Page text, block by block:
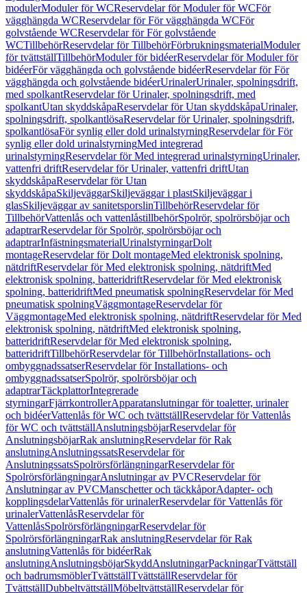
modulerModuler för WCReservdelar för Moduler för WCFör
vägghängda WCReservdelar för För vägghängda WCFör
golvstående WCReservdelar för För golvstående
WCTillbehörReservdelar för TillbehörFörbrukningsmaterialModuler
för tvättställTillbehörModuler för bidéerReservdelar för Moduler för
bidéerFör vägghängda och golvstående bidéerReservdelar för För
vägghängda och golvstående bidéerUrinalerUrinaler, spolningsdrift,
med spolkantReservdelar för Urinaler, spolningsdrift, med
spolkantUtan skyddskåpaReservdelar för Utan skyddskåpaUrinaler,
spolningsdrift, spolkantlösaReservdelar för Urinaler, spolningsdrift,
spolkantlösaFör synlig eller dold urinalstyrningReservdelar för För
synlig eller dold urinalstyrningMed integrerad
urinalstyrningReservdelar för Med integrerad urinalstyrningUrinaler,
vattenfri driftReservdelar för Urinaler, vattenfri driftUtan
skyddskåpaReservdelar för Utan
skyddskåpaSkiljeväggarSkiljeväggar i plastSkiljeväggar i
glasSkiljeväggar av sanitetsporslinTillbehörReservdelar för
TillbehörVattenlås och vattenlåstillbehörSpolrör, spolrörsböjar och
adaptrarReservdelar för Spolrör, spolrörsböjar och
adaptrarInfästningsmaterialUrinalstyrningarDolt
montageReservdelar för Dolt montageMed elektronisk spolning,
nätdriftReservdelar för Med elektronisk spolning, nätdriftMed
elektronisk spolning, batteridriftReservdelar för Med elektronisk
spolning, batteridriftMed pneumatisk spolningReservdelar för Med
pneumatisk spolningVäggmontageReservdelar för
VäggmontageMed elektronisk spolning, nätdriftReservdelar för Med
elektronisk spolning, nätdriftMed elektronisk spolning,
batteridriftReservdelar för Med elektronisk spolning,
batteridriftTillbehörReservdelar för TillbehörInstallations- och
ombyggnadssatserReservdelar för Installations- och
ombyggnadssatserSpolrör, spolrörsböjar och
adaptrarTäckplattorIntegrerade
styrningarFjärrkontrollerApparatanslutningar för toaletter, urinaler
och bidéerVattenlås för WC och tvättställReservdelar för Vattenlås
för WC och tvättställAnslutningsböjarReservdelar för
AnslutningsböjarRak anslutningReservdelar för Rak
anslutningAnslutningssatsReservdelar för
AnslutningssatsSpolrörsförlängningarReservdelar för
SpolrörsförlängningarAnslutningar av PVCReservdelar för
Anslutningar av PVCManschetter och täckkåporAdapter- och
kopplingsdelarVattenlås för urinalerReservdelar för Vattenlås för
urinalerVattenlåsReservdelar för
VattenlåsSpolrörsförlängningarReservdelar för
SpolrörsförlängningarRak anslutningReservdelar för Rak
anslutningVattenlås för bidéerRak
anslutningAnslutningsböjarSkyddAnslutningarPackningarTvättställ
och badrumsmöblerTvättställTvättställReservdelar för
TvättställDubbeltvättställMöbeltvättställReservdelar för